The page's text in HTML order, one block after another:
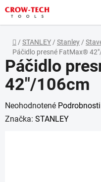
Prejsť
na
obsah
Domov
/ STANLEY / Stanley /
Páčidlo presné FatMax®
Páčidlo
42"/106cm
Priemerné
hodnotenie
Neohodnotené
Značka: STANLEY